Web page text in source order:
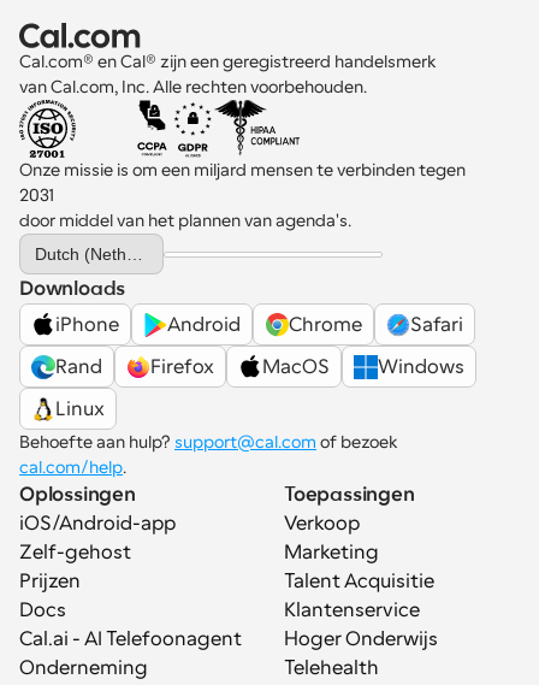
Cal.com® en Cal® zijn een geregistreerd handelsmerk
van Cal.com, Inc. Alle rechten voorbehouden.
Onze missie is om een miljard mensen te verbinden tegen
2031
door middel van het plannen van agenda's.
Select Language
Downloads
iPhone
Android Chrome
Safari
Rand
Firefox MacOS
Windows
Linux
Behoefte aan hulp? support@cal.com
cal.com/help.
Oplossingen
iOS/Android-app
Zelf-gehost
Prijzen
Docs
Cal.ai - AI Telefoonagent
Onderneming
Toepassingen
Verkoop
Marketing
Talent Acquisitie
Klantenservice
Hoger Onderwijs
Telehealth